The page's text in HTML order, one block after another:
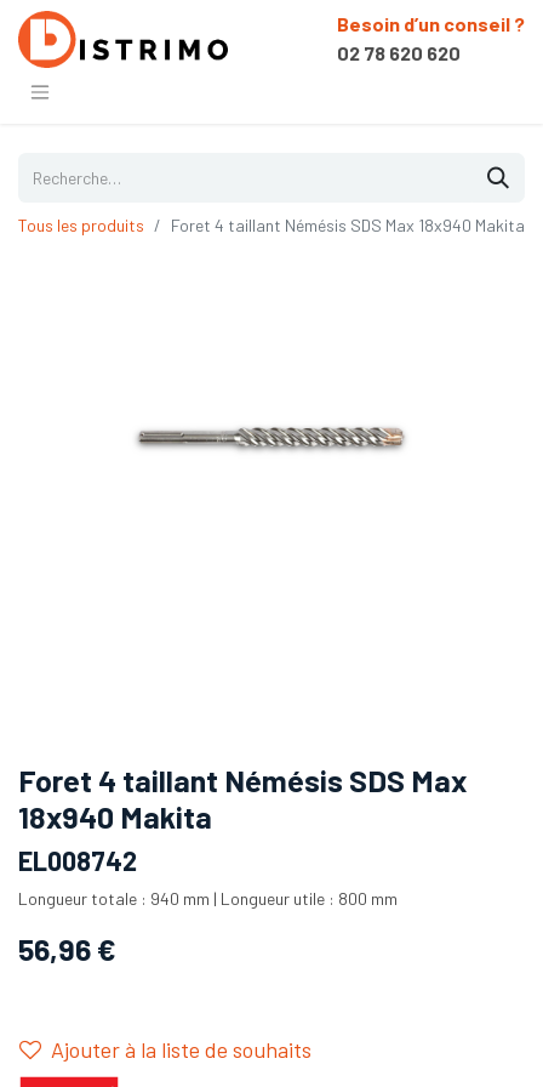
Besoin d’un conseil ?
02 78 620 620
Tous les produits Foret 4 taillant Némésis SDS Max 18x940 Makita
Foret 4 taillant Némésis SDS Max
18x940 Makita
EL008742
Longueur totale : 940 mm | Longueur utile : 800 mm
56,96 €
Ajouter à la liste de souhaits